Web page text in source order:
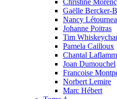
Christine
Gaëlle Bercker-
Nancy
Johanne Poitras
Tim
Pamela Cailloux
Chantal
Joan Dumouchel
Francoise
Norbert Lemire
Marc Hébert